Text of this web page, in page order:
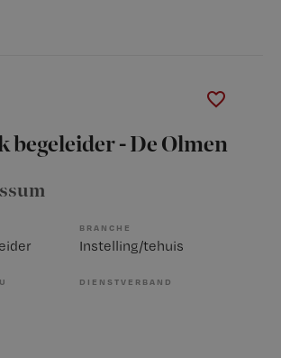
begeleider - De Olmen
BRANCHE
Instelling/tehuis
DIENSTVERBAND